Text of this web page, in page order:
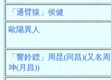
「通臂猿」侯健
歐陽異人
「響鈴鏢」周昆(同昌)(又名周
坤(月昌))